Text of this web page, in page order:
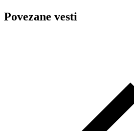
Povezane vesti